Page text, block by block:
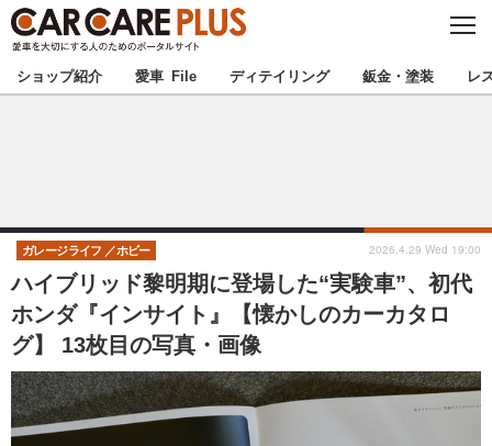
C
S
E
★カーケアプラス認定★ 厳選プロショップを地域から探す
甲信越 北陸
東海 関西
中国
九州 沖縄
ショップ紹介 愛車 File ディテイリング 鈑金・塗装 レ
ハイブリッド黎明期に登場した“実験車”、初代
ホンダ『インサイト』【懐かしのカーカタロ
グ】 13枚目の写真・画像
ガレージライフ ホビー 2026.4.29 Wed 19:00